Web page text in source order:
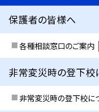
保護者の皆様へ
各種相談窓口のご案内
非常変災時の登下校
非常変災時の登下校に